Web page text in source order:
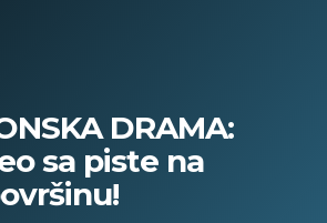
DRAMA:
sa piste na